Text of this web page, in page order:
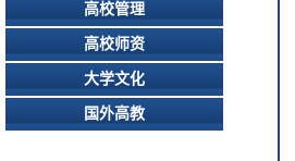
高校管理
高校师资
大学文化
国外高教